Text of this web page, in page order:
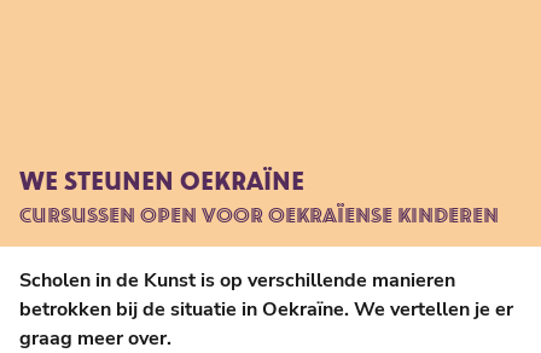
WE STEUNEN OEKRAÏNE
CURSUSSEN OPEN VOOR OEKRAÏENSE KINDEREN
Scholen in de Kunst is op verschillende manieren
betrokken bij de situatie in Oekraïne. We vertellen je er
graag meer over.